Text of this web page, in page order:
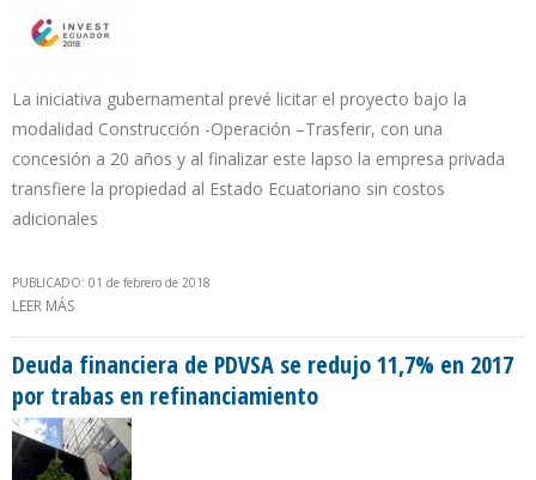
La iniciativa gubernamental prevé licitar el proyecto bajo la
modalidad Construcción -Operación –Trasferir, con una
concesión a 20 años y al finalizar este lapso la empresa privada
transfiere la propiedad al Estado Ecuatoriano sin costos
adicionales
PUBLICADO: 01 de febrero de 2018
LEER MÁS
Deuda financiera de PDVSA se redujo 11,7% en 2017
por trabas en refinanciamiento